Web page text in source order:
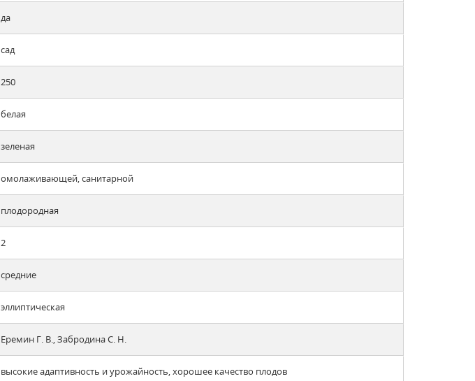
да
сад
250
белая
зеленая
омолаживающей, санитарной
плодородная
2
средние
эллиптическая
Еремин Г. В., Забродина С. Н.
высокие адаптивность и урожайность, хорошее качество плодов